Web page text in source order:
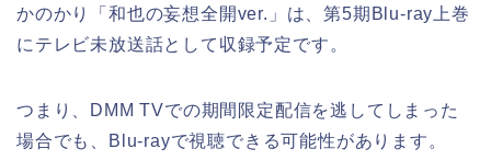
かのかり「和也の妄想全開ver.」は、第5期Blu-ray上巻
にテレビ未放送話として収録予定です。
つまり、DMM TVでの期間限定配信を逃してしまった
場合でも、Blu-rayで視聴できる可能性があります。